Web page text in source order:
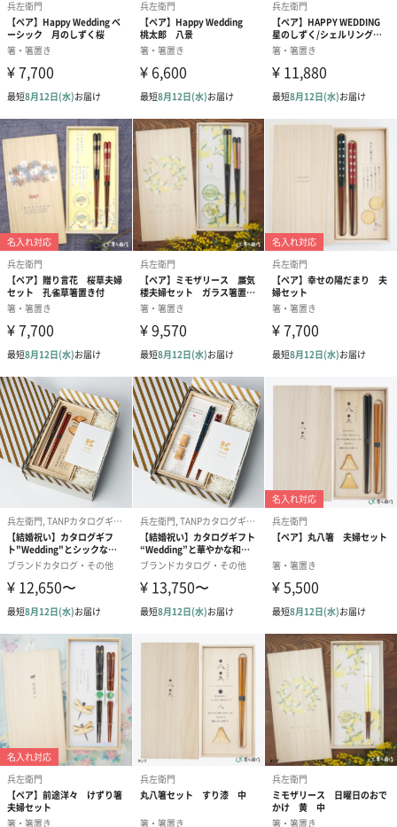
兵左衛門は若狭塗箸の産地・福井県小浜の漆塗り職人から始まっ
たお箸メーカーです。
口に入れる箸先部分には一切合成化学塗料の入っていないヴァー
ジン漆を使用。「お箸は食べ物です。」をポリシーに、安心・安
全なお箸を作り続けています。
商品詳細情報
素材／繊維
箸：天然木（生産時期によって、木地の種類が異なる
場合がございます）
塗り
箸先：漆塗装 持ち手：ウレタン塗装
箸置き：ウォールナット、メイプル
サイズ
箸置き：φ3.6×H1.2cm
外装サイズ
【桐箱】サイズ：28×14×2.5cm
食洗機利用
可能
商品オプション情報
兵左衛門 箸木箱 名入れ
あり（590円）
紙袋
お渡し用の紙袋です。